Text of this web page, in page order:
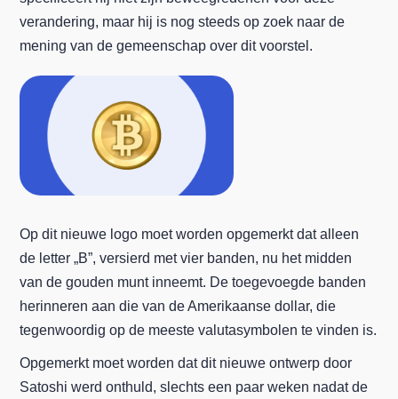
verandering, maar hij is nog steeds op zoek naar de
mening van de gemeenschap over dit voorstel.
Op dit nieuwe logo moet worden opgemerkt dat alleen
de letter „B”, versierd met vier banden, nu het midden
van de gouden munt inneemt. De toegevoegde banden
herinneren aan die van de Amerikaanse dollar, die
tegenwoordig op de meeste valutasymbolen te vinden is.
Opgemerkt moet worden dat dit nieuwe ontwerp door
Satoshi werd onthuld, slechts een paar weken nadat de